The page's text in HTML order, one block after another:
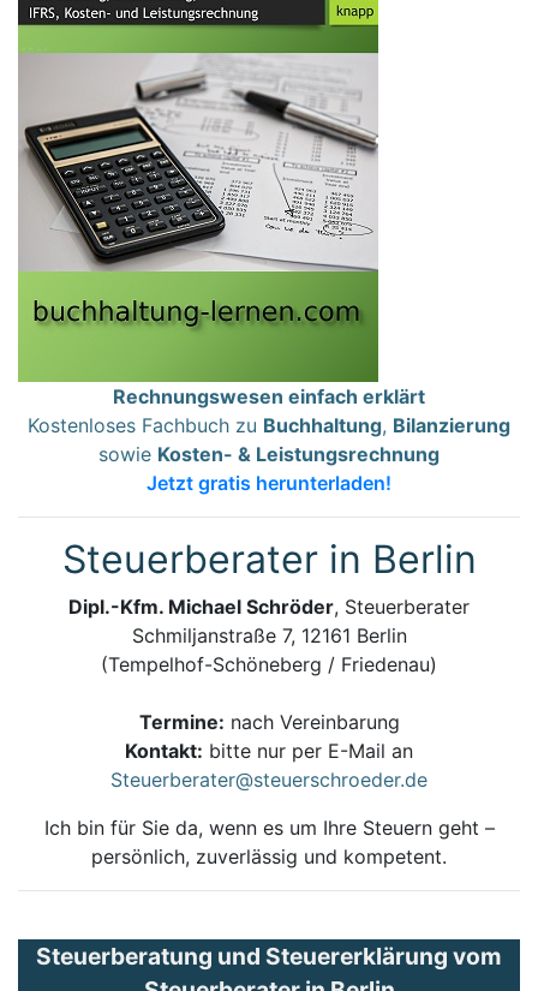
Rechnungswesen einfach erklärt
Kostenloses Fachbuch zu Buchhaltung, Bilanzierung
sowie Kosten- & Leistungsrechnung
Jetzt gratis herunterladen!
Steuerberater in Berlin
Dipl.-Kfm. Michael Schröder, Steuerberater
Schmiljanstraße 7, 12161 Berlin
(Tempelhof-Schöneberg / Friedenau)
Termine: nach Vereinbarung
Kontakt: bitte nur per E-Mail an
Steuerberater@steuerschroeder.de
Ich bin für Sie da, wenn es um Ihre Steuern geht –
persönlich, zuverlässig und kompetent.
Steuerberatung und Steuererklärung vom